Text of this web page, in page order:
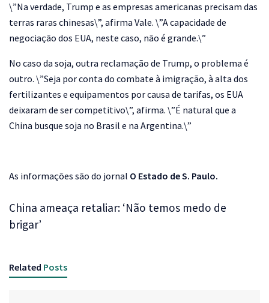
\”Na verdade, Trump e as empresas americanas precisam das
terras raras chinesas\”, afirma Vale. \”A capacidade de
negociação dos EUA, neste caso, não é grande.\”
No caso da soja, outra reclamação de Trump, o problema é
outro. \”Seja por conta do combate à imigração, à alta dos
fertilizantes e equipamentos por causa de tarifas, os EUA
deixaram de ser competitivo\”, afirma. \”É natural que a
China busque soja no Brasil e na Argentina.\”
As informações são do jornal O Estado de S. Paulo.
China ameaça retaliar: ‘Não temos medo de
brigar’
Related Posts